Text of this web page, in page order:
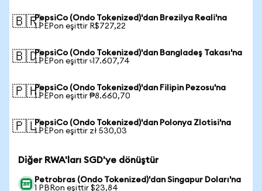
🇧🇷PepsiCo (Ondo Tokenized)'dan Brezilya Reali'na
1 PEPon eşittir R$727,22
🇧🇩PepsiCo (Ondo Tokenized)'dan Bangladeş Takası'na
1 PEPon eşittir ৳17.607,74
🇵🇭PepsiCo (Ondo Tokenized)'dan Filipin Pezosu'na
1 PEPon eşittir ₱8.660,70
🇵🇱PepsiCo (Ondo Tokenized)'dan Polonya Zlotisi'na
1 PEPon eşittir zł 530,03
Diğer RWA'ları SGD'ye dönüştür
Petrobras (Ondo Tokenized)'dan Singapur Doları'na
1 PBRon eşittir $23,84